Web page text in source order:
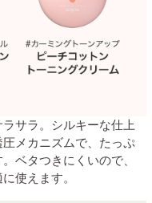
サラ。シルキーな仕上
メカニズムで、たっぷ
ベタつきにくいので、
使えます。